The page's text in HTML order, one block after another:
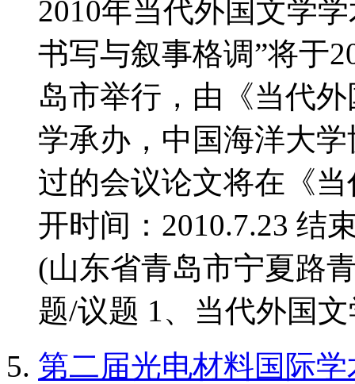
2010年当代外国文学
书写与叙事格调”将于
岛市举行，由《当代
学承办，中国海洋大
过的会议论文将在《
开时间：2010.7.23 结
(山东省青岛市宁夏路
题/议题 1、当代外国文
第二届光电材料国际